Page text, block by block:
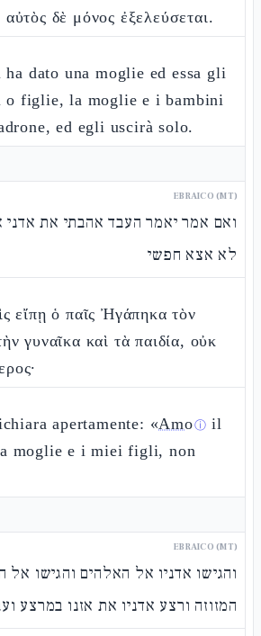
δὲ μόνος ἐξελεύσεται.
dato una moglie ed essa gli
figlie, la moglie e i bambini
ed egli uscirà solo.
EBRAICO (MT)
ואם אמר יאמר העבד אהבתי את אדני
לא אצא חפשי
εἴπῃ ὁ παῖς Ἠγάπηκα τὸν
γυναῖκα καὶ τὰ παιδία, οὐκ
apertamente: «Amoⓘ il
moglie e i miei figli, non
EBRAICO (MT)
והגישו אדניו אל האלהים והגישו
המזוזה ורצע אדניו את אזנו במרצע